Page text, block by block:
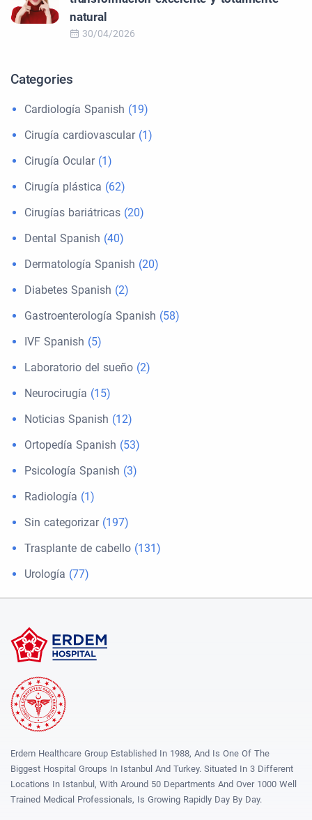
natural
30/04/2026
Categories
Cardiología Spanish (19)
Cirugía cardiovascular(1)
Cirugía Ocular(1)
Cirugía plástica (62)
Cirugías bariátricas (20)
Dental Spanish (40)
Dermatología Spanish (20)
Diabetes Spanish (2)
Gastroenterología Spanish (58)
IVF Spanish (5)
Laboratorio del sueño (2)
Neurocirugía (15)
Noticias Spanish (12)
Ortopedía Spanish (53)
Psicología Spanish (3)
Radiología (1)
Sin categorizar(197)
Trasplante de cabello (131)
Urología (77)
Erdem Healthcare Group Established In 1988, And Is One Of The
Biggest Hospital Groups In Istanbul And Turkey. Situated In 3 Different
Locations In Istanbul, With Around 50 Departments And Over 1000 Well
Trained Medical Professionals, Is Growing Rapidly Day By Day.